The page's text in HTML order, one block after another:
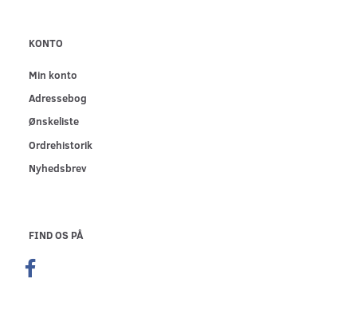
KONTO
Min konto
Adressebog
Ønskeliste
Ordrehistorik
Nyhedsbrev
FIND OS PÅ